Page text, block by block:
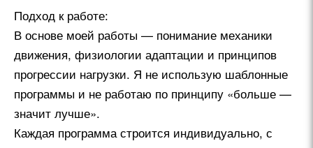
Подход к работе:
В основе моей работы — понимание механики
движения, физиологии адаптации и принципов
прогрессии нагрузки. Я не использую шаблонные
программы и не работаю по принципу «больше —
значит лучше».
Каждая программа строится индивидуально, с